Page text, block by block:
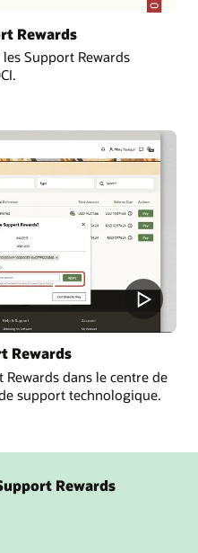
Rewards
Support Rewards
Rewards
dans le centre de
support technologique.
Rewards